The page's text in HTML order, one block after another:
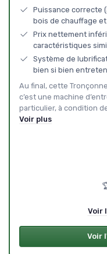
Puissance correcte
bois de chauffage
Prix nettement
caractéristiques
Système de
bien si bien
Au final, cette
c’est une machine
particulier, à condition
Voir plus
Voir
Voir